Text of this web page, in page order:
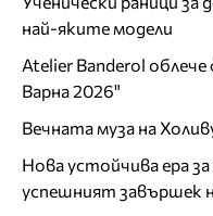
най-яките модели
Atelier Banderol
Варна 2026"
Вечната муза на
Нова устойчива ера
успешният завършек